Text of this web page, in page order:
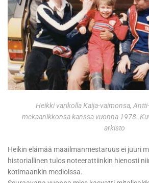
Heikki varikolla Kaija-vaimonsa,
mekaanikkonsa kanssa vuonna 1978.
arkisto
Heikin elämää maailmanmestaruus ei juuri
historiallinen tulos noteerattiinkin hienosti
kotimaankin medioissa.